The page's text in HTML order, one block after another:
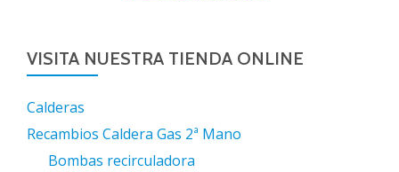
VISITA NUESTRA TIENDA ONLINE
Calderas
Recambios Caldera Gas 2ª Mano
Bombas recirculadora